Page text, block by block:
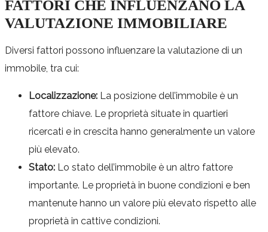
FATTORI CHE INFLUENZANO LA
VALUTAZIONE IMMOBILIARE
Diversi fattori possono influenzare la valutazione di un
immobile, tra cui:
Localizzazione: La posizione dell’immobile è un
fattore chiave. Le proprietà situate in quartieri
ricercati e in crescita hanno generalmente un valore
più elevato.
Stato: Lo stato dell’immobile è un altro fattore
importante. Le proprietà in buone condizioni e ben
mantenute hanno un valore più elevato rispetto alle
proprietà in cattive condizioni.